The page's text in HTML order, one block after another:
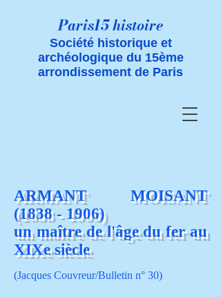
Paris15 histoire
Société historique et
archéologique du 15ème
arrondissement de Paris
ARMANT MOISANT
(1838 - 1906)
un maître de l'âge du fer au
XIXe siècle
(Jacques Couvreur/Bulletin n° 30)